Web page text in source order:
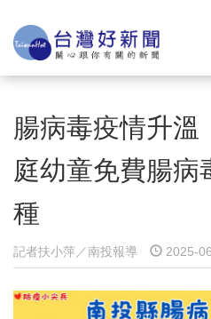
腸病毒疫情升
庭幼童免費腸病
種
記者扶小萍／南投報導 2025-